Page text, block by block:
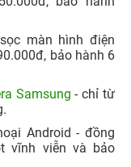
màn hình điện
bảo hành 6
Samsung - chỉ từ
Android - đồng
vĩnh viễn và bảo